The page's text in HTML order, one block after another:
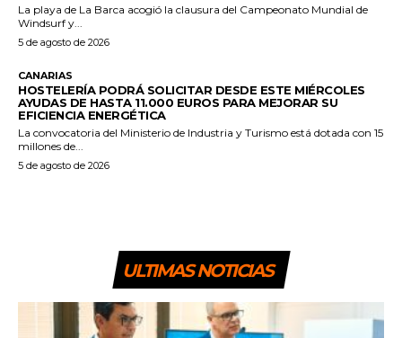
La playa de La Barca acogió la clausura del Campeonato Mundial de
Windsurf y...
5 de agosto de 2026
CANARIAS
HOSTELERÍA PODRÁ SOLICITAR DESDE ESTE MIÉRCOLES
AYUDAS DE HASTA 11.000 EUROS PARA MEJORAR SU
EFICIENCIA ENERGÉTICA
La convocatoria del Ministerio de Industria y Turismo está dotada con 15
millones de...
5 de agosto de 2026
ULTIMAS NOTICIAS